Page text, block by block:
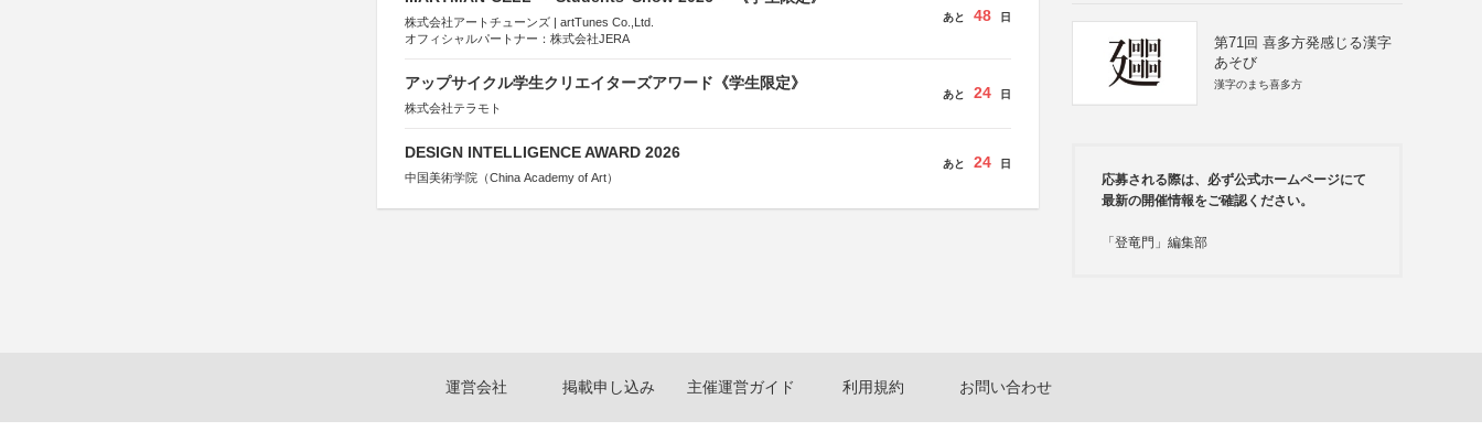
株式会社アートチューンズ | artTunes Co.,Ltd.
オフィシャルパートナー：株式会社JERA
あと 48 日
アップサイクル学生クリエイターズアワード《学生限定》
株式会社テラモト
あと 24 日
DESIGN INTELLIGENCE AWARD 2026
中国美術学院（China Academy of Art）
あと 24 日
第71回 喜多方発感じる漢字
あそび
漢字のまち喜多方
応募される際は、必ず公式ホームページにて
最新の開催情報をご確認ください。
「登竜門」編集部
運営会社 掲載申し込み 主催運営ガイド 利用規約 お問い合わせ